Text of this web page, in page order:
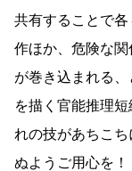
共有することで
作ほか、危険な
が巻き込まれる
を描く官能推理
れの技があちこ
ぬようご用心を！